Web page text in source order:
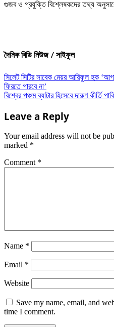
গুজব ও প্রযুক্তি বিশ্লেষকদের তথ্য
দৈনিক বিডি নিউজ / সাইফুল
Post
navigation
সিলেট সিটির সাবেক মেয়র আরিফুল হক
ফিরতে পারবে না’
বিশ্বের পঞ্চম ব্যাটার হিসেবে দারুণ কীর্তি
Leave a Reply
Your email address will not be
marked *
Comment *
Name *
Email *
Website
Save my name, email, and
time I comment.